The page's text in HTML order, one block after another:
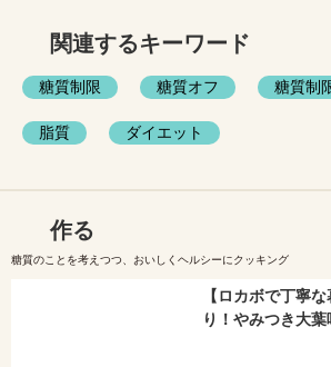
関連するキーワード
糖質制限 糖質オフ 糖質制
脂質 ダイエット
作る
糖質のことを考えつつ、おいしくヘルシーにクッキング
【ロカボで丁寧
り！やみつき大葉